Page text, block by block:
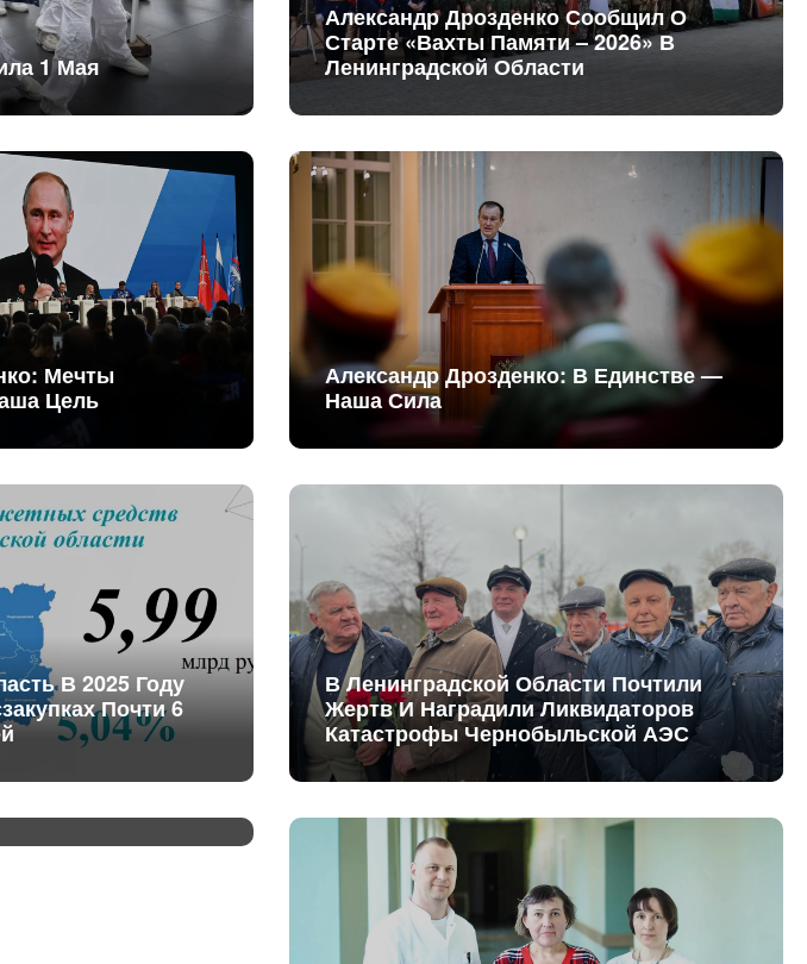
1 Мая
Александр Дрозденко Сообщил О
Старте «Вахты Памяти – 2026» В
Ленинградской Области
Мечты
Цель
Александр Дрозденко: В Единстве —
Наша Сила
В 2025 Году
Почти 6
В Ленинградской Области Почтили
Жертв И Наградили Ликвидаторов
Катастрофы Чернобыльской АЭС
Порядок В